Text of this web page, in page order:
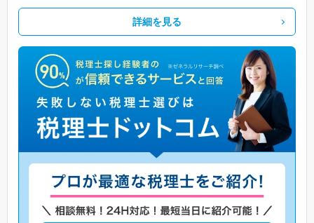
詳細を見る